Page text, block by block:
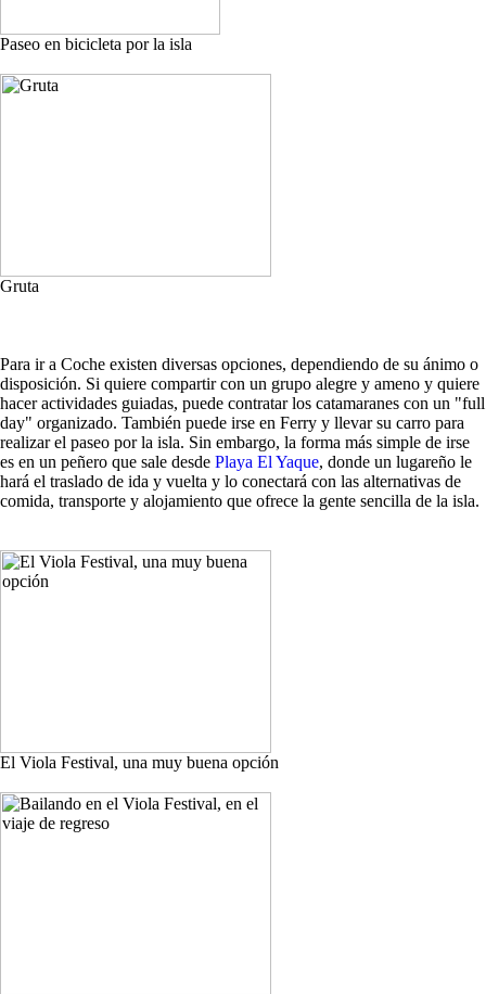
Paseo en bicicleta por la isla
Gruta
Para ir a Coche existen diversas opciones, dependiendo de su ánimo o
disposición. Si quiere compartir con un grupo alegre y ameno y quiere
hacer actividades guiadas, puede contratar los catamaranes con un "full
day" organizado. También puede irse en Ferry y llevar su carro para
realizar el paseo por la isla. Sin embargo, la forma más simple de irse
es en un peñero que sale desde Playa El Yaque, donde un lugareño le
hará el traslado de ida y vuelta y lo conectará con las alternativas de
comida, transporte y alojamiento que ofrece la gente sencilla de la isla.
El Viola Festival, una muy buena opción